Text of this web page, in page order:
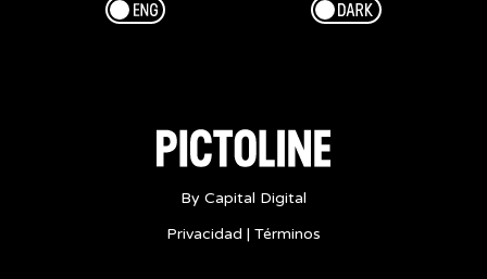
Esp/Eng Dark/Light
By Capital Digital
Privacidad | Términos